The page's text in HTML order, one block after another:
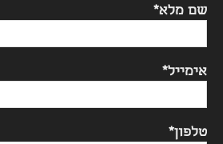
שם מלא*
אימייל*
טלפון*